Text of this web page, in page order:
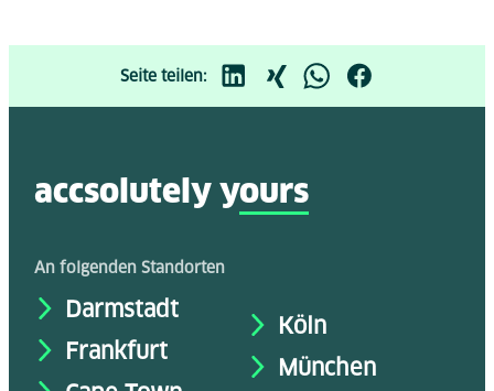
Seite teilen:
accsolutely yours
An folgenden Standorten
Darmstadt
Frankfurt
Köln
München